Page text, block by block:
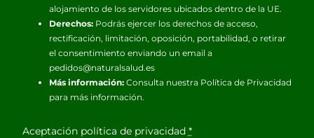
alojamiento de los servidores ubicados dentro de la UE.
Derechos:Podrás ejercer los derechos de acceso,
rectificación, limitación, oposición, portabilidad, o retirar
el consentimiento enviando un email a
pedidos@naturalsalud.es
Más información:Consulta nuestra Política de Privacidad
para más información.
Aceptación política de privacidad *